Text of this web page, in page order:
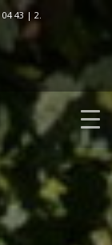
43 | 2.